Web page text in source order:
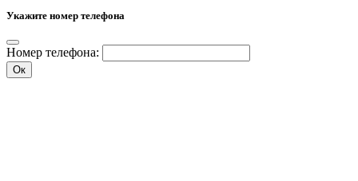
Укажите номер телефона
Номер телефона:
Ок